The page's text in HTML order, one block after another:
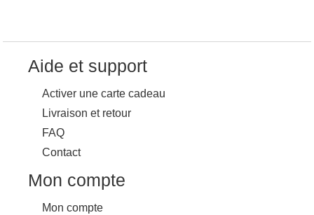
Aide et support
Activer une carte cadeau
Livraison et retour
FAQ
Contact
Mon compte
Mon compte